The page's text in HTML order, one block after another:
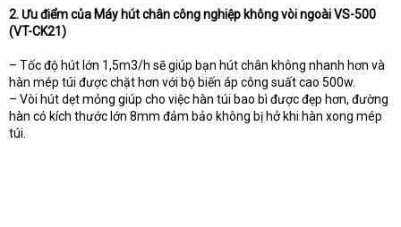
2. Ưu điểm của Máy hút chân công nghiệp không vòi ngoài VS-500
(VT-CK21)
– Tốc độ hút lớn 1,5m3/h sẽ giúp bạn hút chân không nhanh hơn và
hàn mép túi được chặt hơn với bộ biến áp công suất cao 500w.
– Vòi hút dẹt mỏng giúp cho việc hàn túi bao bì được đẹp hơn, đường
hàn có kích thước lớn 8mm đảm bảo không bị hở khi hàn xong mép
túi.